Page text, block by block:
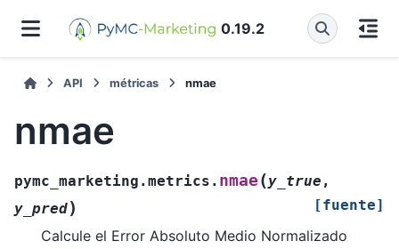
0.19.2
API métricas nmae
nmae
pymc_marketing.metrics. nmae (y_true ,
y_pred) [fuente]
Calcule el Error Absoluto Medio Normalizado